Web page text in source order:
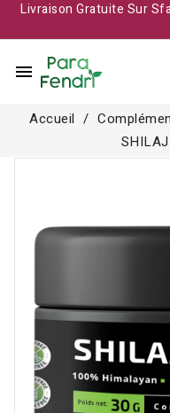
Livraison Gratuite Sur
menu
Accueil